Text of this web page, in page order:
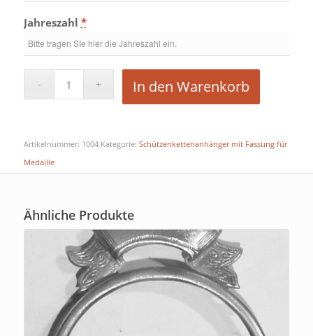
Jahreszahl *
In den Warenkorb
Artikelnummer: 1004 Kategorie: Schützenkettenanhänger mit Fassung für
Medaille
Ähnliche Produkte